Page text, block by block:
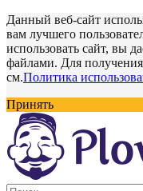
Данный веб-сайт
вам лучшего
использовать сайт, вы
файлами. Для
см.Политика
Принять